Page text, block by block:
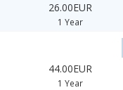
26.00EUR
1 Year
44.00EUR
1 Year